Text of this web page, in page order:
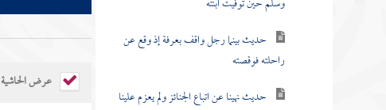
حديث بينما رجل واقف بعرفة إذ وقع عن
راحلته فوقصته
حديث نهينا عن اتباع الجنائز ولم يعزم علينا
عرض الحاشية